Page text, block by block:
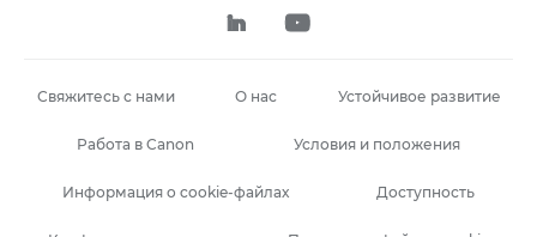
 
Свяжитесь с нами О нас Устойчивое развитие
Работа в Canon Условия и положения
Информация о cookie-файлах Доступность